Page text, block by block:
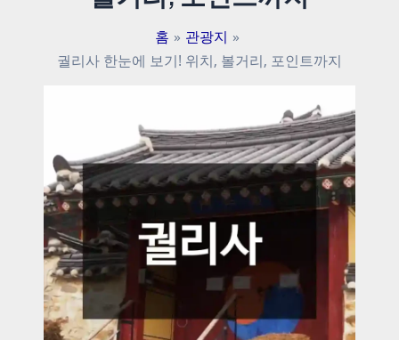
홈
관광지
궐리사 한눈에 보기! 위치, 볼거리, 포인트까지